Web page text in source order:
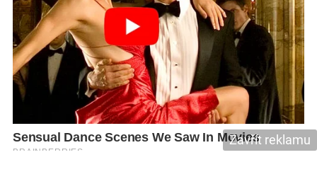
Zavřít reklamu